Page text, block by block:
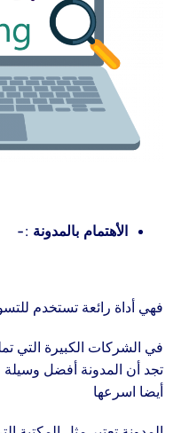
الأهتمام بالمدونة :-
فهي أداة رائعة تستخدم
في الشركات الكبيرة التي
تجد أن المدونة أفضل
أيضا اسرعها